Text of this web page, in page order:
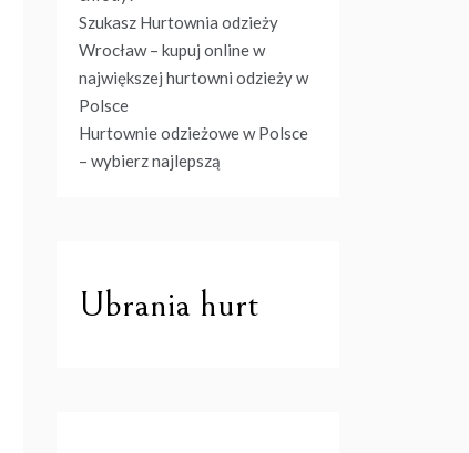
Szukasz Hurtownia odzieży
Wrocław – kupuj online w
największej hurtowni odzieży w
Polsce
Hurtownie odzieżowe w Polsce
– wybierz najlepszą
Ubrania hurt